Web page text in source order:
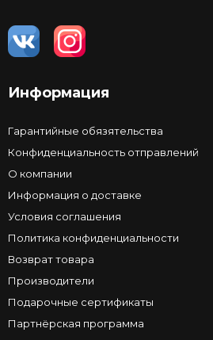
Информация
Гарантийные обязятельства
Конфиденциальность отправлений
О компании
Информация о доставке
Условия соглашения
Политика конфиденциальности
Возврат товара
Производители
Подарочные сертификаты
Партнёрская программа